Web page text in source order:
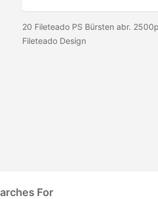
20 Fileteado PS Bürsten abr.
Fileteado Design
For